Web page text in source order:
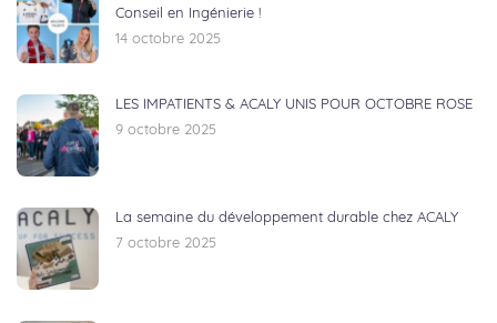
Conseil en Ingénierie !
14 octobre 2025
LES IMPATIENTS & ACALY UNIS POUR OCTOBRE ROSE
9 octobre 2025
La semaine du développement durable chez ACALY
7 octobre 2025